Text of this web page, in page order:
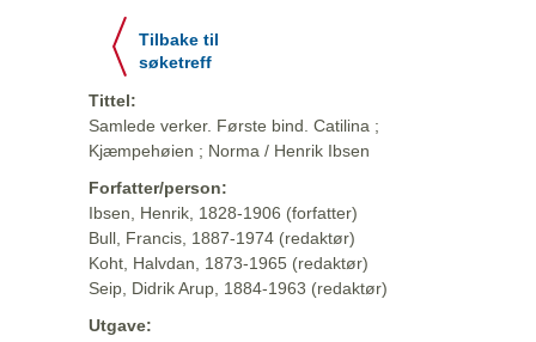
Tilbake til
søketreff
Tittel:
Samlede verker. Første bind. Catilina ;
Kjæmpehøien ; Norma / Henrik Ibsen
Forfatter/person:
Ibsen, Henrik, 1828-1906 (forfatter)
Bull, Francis, 1887-1974 (redaktør)
Koht, Halvdan, 1873-1965 (redaktør)
Seip, Didrik Arup, 1884-1963 (redaktør)
Utgave: